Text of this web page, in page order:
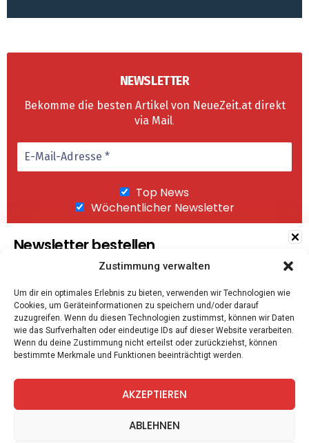
Zustimmung verwalten
Um dir ein optimales Erlebnis zu bieten, verwenden wir Technologien wie
Cookies, um Geräteinformationen zu speichern und/oder darauf
zuzugreifen. Wenn du diesen Technologien zustimmst, können wir Daten
wie das Surfverhalten oder eindeutige IDs auf dieser Website verarbeiten.
Wenn du deine Zustimmung nicht erteilst oder zurückziehst, können
bestimmte Merkmale und Funktionen beeinträchtigt werden.
AKZEPTIEREN
ABLEHNEN
Newsletter bestellen
Top News
Wöchentlicher Newsletter
Mit dem Klick auf "Abonnieren" bestätigen Sie dieDatenschutzrichtlinien.
NEWSLETTER
Bekomme die besten Artikel von NeueZeit.at direkt
via Mail.
Top News
Wöchentlicher Newsletter
"Abonnieren" akzeptierst Du unsere
Datenschutzerklärung.
twitter